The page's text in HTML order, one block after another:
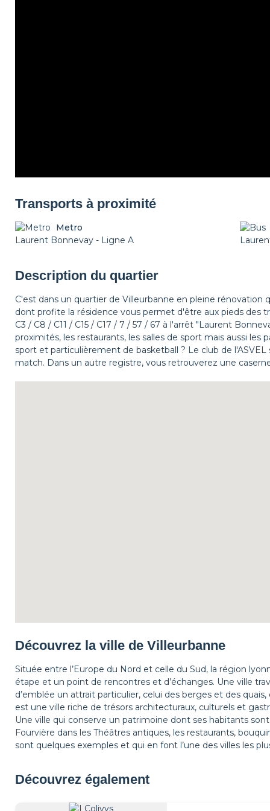
Transports à proximité
Metro
Laurent Bonnevay - Ligne A
Description du quartier
C'est dans un quartier de Villeurbanne en pleine
dont profite la résidence vous permet d'être aux pieds des
C3 / C8 / C11 / C15 / C17 / 7 / 57 / 67 à l'arrêt "Laurent
proximités, les restaurants, les salles de sport mais aussi
sport et particulièrement de basketball ? Le club de
match. Dans un autre registre, vous retrouverez une
Découvrez la ville de Villeurbanne
Située entre l’Europe du Nord et celle du Sud, la région
étape et un point de rencontres et d’échanges. Une ville
d’emblée un attrait particulier, celui des berges et des
est une ville riche de trésors architecturaux, culturels et
Une ville qui conserve un patrimoine dont ses habitants
Fourvière dans les Théâtres antiques, les restaurants,
sont quelques exemples et qui en font l’une des villes les
Découvrez également